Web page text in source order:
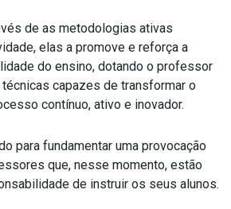
de as metodologias ativas
elas a promove e reforça a
do ensino, dotando o professor
capazes de transformar o
contínuo, ativo e inovador.
para fundamentar uma provocação
que, nesse momento, estão
de instruir os seus alunos.